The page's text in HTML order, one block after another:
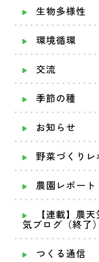
生物多様性
環境循環
交流
季節の種
お知らせ
野菜づくりレ
農園レポート
【連載】農
気ブログ（終了）
つくる通信